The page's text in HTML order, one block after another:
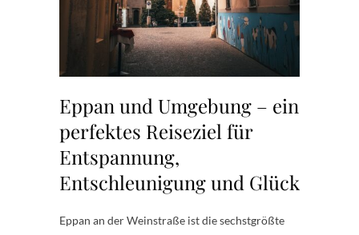
Eppan und Umgebung – ein
perfektes Reiseziel für
Entspannung,
Entschleunigung und Glück
Eppan an der Weinstraße ist die sechstgrößte